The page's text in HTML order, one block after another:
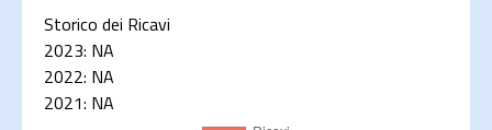
Storico dei Ricavi
2023: NA
2022: NA
2021: NA